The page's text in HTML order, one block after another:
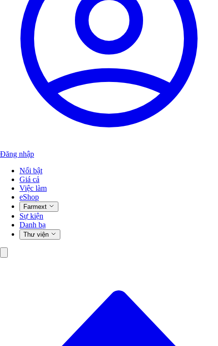
Đăng nhập
Nổi bật
Giá cả
Việc làm
eShop
Farmext
Sự kiện
Danh bạ
Thư viện